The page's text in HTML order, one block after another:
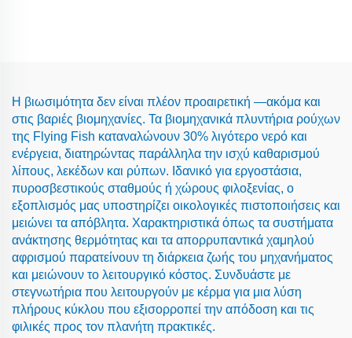
Η βιωσιμότητα δεν είναι πλέον προαιρετική —ακόμα και
στις βαριές βιομηχανίες. Τα βιομηχανικά πλυντήρια ρούχων
της Flying Fish καταναλώνουν 30% λιγότερο νερό και
ενέργεια, διατηρώντας παράλληλα την ισχύ καθαρισμού
λίπους, λεκέδων και ρύπων. Ιδανικό για εργοστάσια,
πυροσβεστικούς σταθμούς ή χώρους φιλοξενίας, ο
εξοπλισμός μας υποστηρίζει οικολογικές πιστοποιήσεις και
μειώνει τα απόβλητα. Χαρακτηριστικά όπως τα συστήματα
ανάκτησης θερμότητας και τα απορρυπαντικά χαμηλού
αφρισμού παρατείνουν τη διάρκεια ζωής του μηχανήματος
και μειώνουν το λειτουργικό κόστος. Συνδυάστε με
στεγνωτήρια που λειτουργούν με κέρμα για μια λύση
πλήρους κύκλου που εξισορροπεί την απόδοση και τις
φιλικές προς τον πλανήτη πρακτικές.